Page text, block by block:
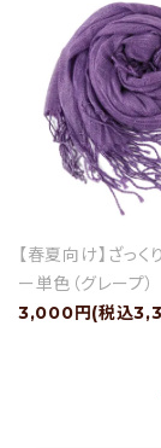
【春夏向け】ざっ
ー単色（グレープ）
3,000円(税込